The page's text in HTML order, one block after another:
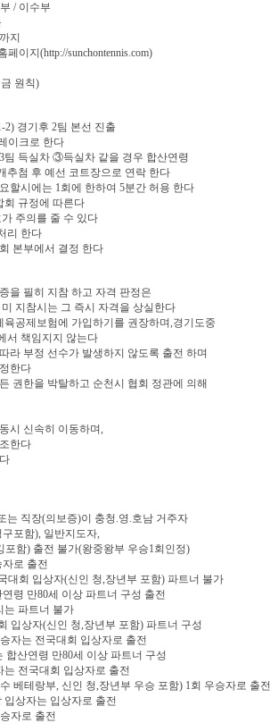
/ 이수부
지
이지(http://sunchontennis.com)
원칙)
2) 경기후 2팀 본선 진출
이크로 한다
득실차 ③득실차 같을 경우 합산연령
추첨 후 예선 코트장으로 연락 한다
할시에는 1회에 한하여 5분간 허용 한다
회 규정에 따른다
주의를 줄 수 있다
리 한다
본부에서 결정 한다
을 필히 지참 하고 자격 판정은
지참시는 그 즉시 자격을 상실한다
공제보험에 가입하기를 권장하며,경기도중
서 책임지지 않는다
라 부정 선수가 발생하지 않도록 출전 하며
한다
권한을 박탈하고 순천시 협회 정관에 의해
시 신속히 이동하며,
한다
는 직장(의보증)이 충청.영.호남 거주자
포함), 일반지도자,
포함) 출전 불가(왕중왕부 우승1회인정)
로 출전
대회 입상자(신인 청,장년부 포함) 파트너 불가
령 만80세 이상 파트너 구성 출전
는 파트너 불가
입상자(신인 청,장년부 포함) 파트너 구성
자는 전국대회 입상자로 출전
합산연령 만80세 이상 파트너 구성
전국대회 입상자로 출전
베테랑부, 신인 청,장년부 우승 포함) 1회 우승자로 출전
상자는 입상자로 출전
자로 출전